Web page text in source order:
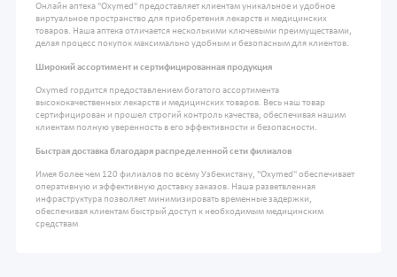
Онлайн аптека "Oxymed" предоставляет клиентам уникальное и удобное
виртуальное пространство для приобретения лекарств и медицинских
товаров. Наша аптека отличается несколькими ключевыми преимуществами,
делая процесс покупок максимально удобным и безопасным для клиентов.
Широкий ассортимент и сертифицированная продукция
Oxymed гордится предоставлением богатого ассортимента
высококачественных лекарств и медицинских товаров. Весь наш товар
сертифицирован и прошел строгий контроль качества, обеспечивая нашим
клиентам полную уверенность в его эффективности и безопасности.
Быстрая доставка благодаря распределенной сети филиалов
Имея более чем 120 филиалов по всему Узбекистану, "Oxymed" обеспечивает
оперативную и эффективную доставку заказов. Наша разветвленная
инфраструктура позволяет минимизировать временные задержки,
обеспечивая клиентам быстрый доступ к необходимым медицинским
средствам